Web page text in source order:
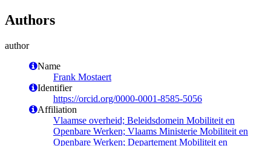
Authors
author
Name
Frank Mostaert
Identifier
https://orcid.org/0000-0001-8585-5056
Affiliation
Vlaamse overheid; Beleidsdomein Mobiliteit en
Openbare Werken; Vlaams Ministerie Mobiliteit en
Openbare Werken; Departement Mobiliteit en